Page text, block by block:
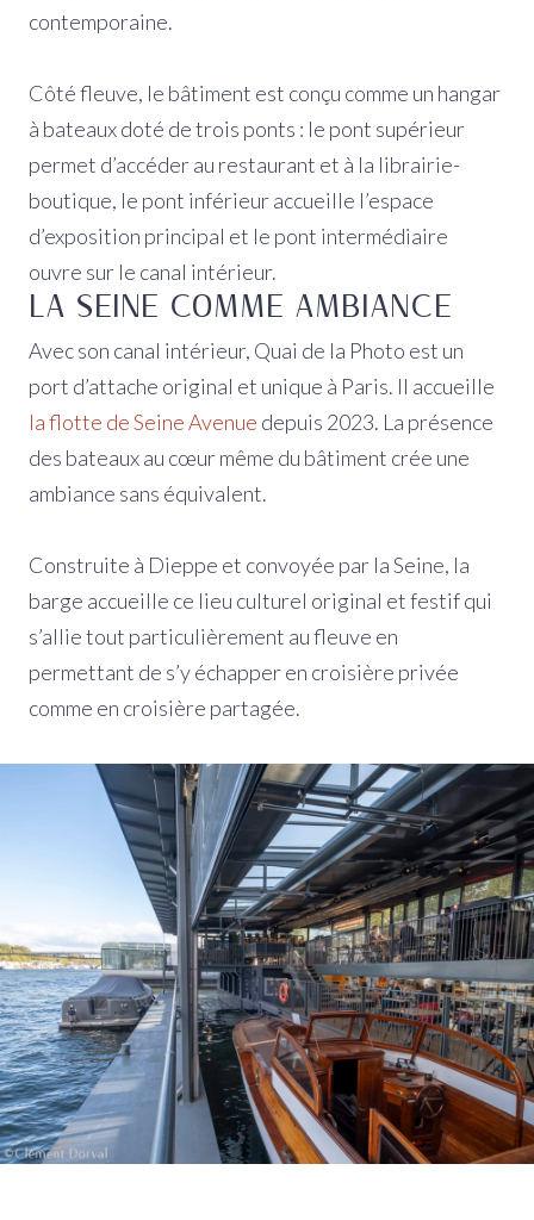
contemporaine.
Côté fleuve, le bâtiment est conçu comme un hangar
à bateaux doté de trois ponts : le pont supérieur
permet d’accéder au restaurant et à la librairie-
boutique, le pont inférieur accueille l’espace
d’exposition principal et le pont intermédiaire
ouvre sur le canal intérieur.
LA SEINE COMME AMBIANCE
Avec son canal intérieur, Quai de la Photo est un
port d’attache original et unique à Paris. Il accueille
la flotte de Seine Avenue depuis 2023. La présence
des bateaux au cœur même du bâtiment crée une
ambiance sans équivalent.
Construite à Dieppe et convoyée par la Seine, la
barge accueille ce lieu culturel original et festif qui
s’allie tout particulièrement au fleuve en
permettant de s’y échapper en croisière privée
comme en croisière partagée.